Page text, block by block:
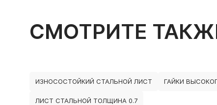
СМОТРИТЕ
ИЗНОСОСТОЙКИЙ СТАЛЬНОЙ ЛИСТ ГАЙКИ
ЛИСТ СТАЛЬНОЙ ТОЛЩИНА 0.7